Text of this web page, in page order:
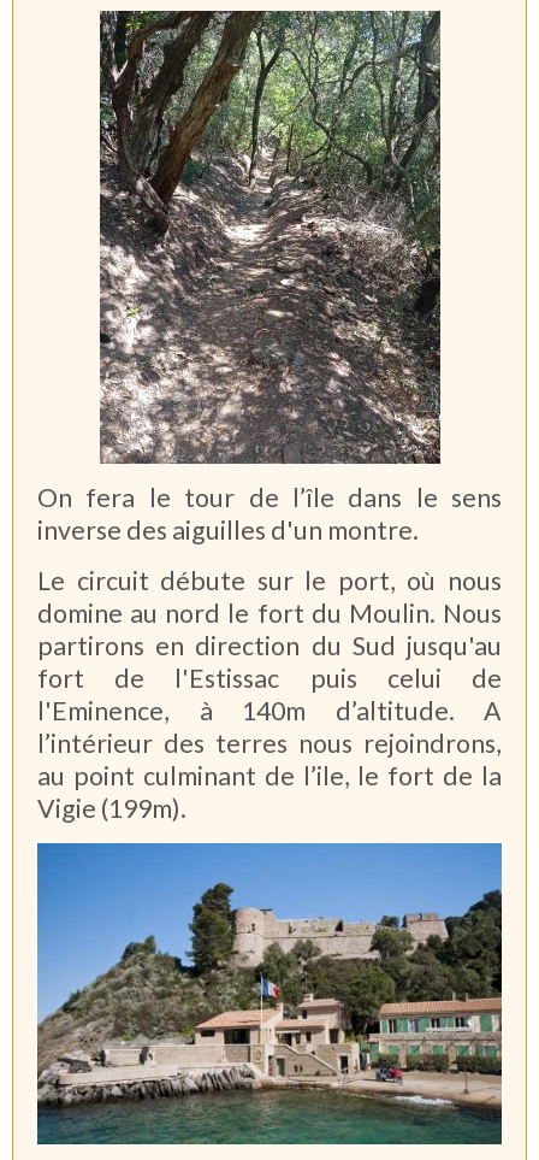
On fera le tour de l’île dans le sens
inverse des aiguilles d'un montre.
Le circuit débute sur le port, où nous
domine au nord le fort du Moulin. Nous
partirons en direction du Sud jusqu'au
fort de l'Estissac puis celui de
l'Eminence, à 140m d’altitude. A
l’intérieur des terres nous rejoindrons,
au point culminant de l’ile, le fort de la
Vigie (199m).